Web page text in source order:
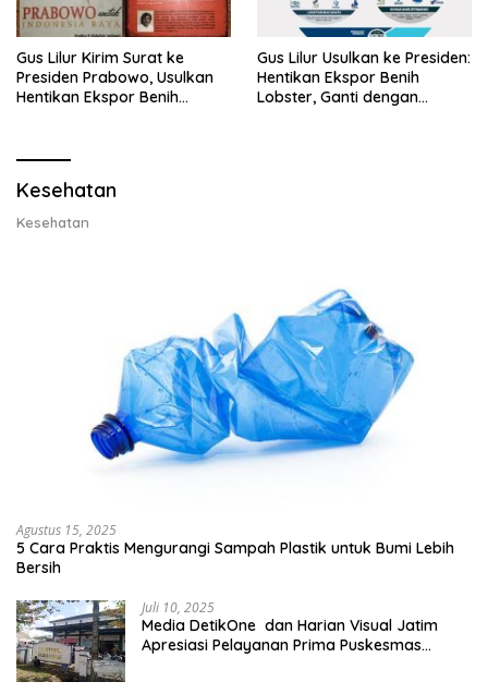
Gus Lilur Kirim Surat ke
Presiden Prabowo, Usulkan
Hentikan Ekspor Benih
Gus Lilur Usulkan ke Presiden:
Hentikan Ekspor Benih
Lobster, Ganti dengan
Kesehatan
Kesehatan
Agustus 15, 2025
5 Cara Praktis Mengurangi Sampah Plastik untuk Bumi Lebih
Bersih
Juli 10, 2025
Media DetikOne dan Harian Visual Jatim
Apresiasi Pelayanan Prima Puskesmas